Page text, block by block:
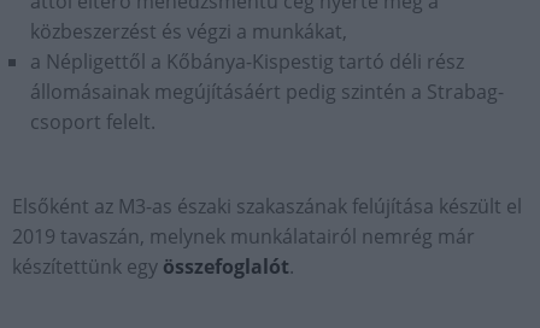
közbeszerzést és végzi a munkákat,
a Népligettől a Kőbánya-Kispestig tartó déli rész
állomásainak megújításáért pedig szintén a Strabag-
csoport felelt.
Elsőként az M3-as északi szakaszának felújítása készült el
2019 tavaszán, melynek munkálatairól nemrég már
készítettünk egy összefoglalót.